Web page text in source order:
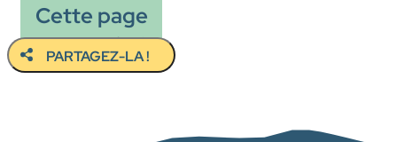
Cette page
vous a plu ?
PARTAGEZ-LA !